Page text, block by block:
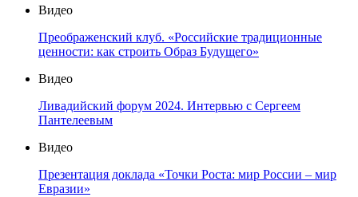
Видео
Преображенский клуб. «Российские традиционные
ценности: как строить Образ Будущего»
Видео
Ливадийский форум 2024. Интервью с Сергеем
Пантелеевым
Видео
Презентация доклада «Точки Роста: мир России – мир
Евразии»